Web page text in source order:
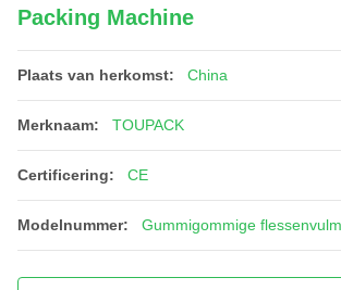
Packing Machine
Plaats van herkomst: China
Merknaam: TOUPACK
Certificering: CE
Modelnummer: Gummigommige